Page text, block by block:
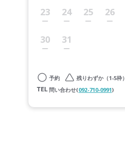
23 24 25 26
30 31
予約
残りわずか（1-5枠）
問い合わせ(092-710-0991)